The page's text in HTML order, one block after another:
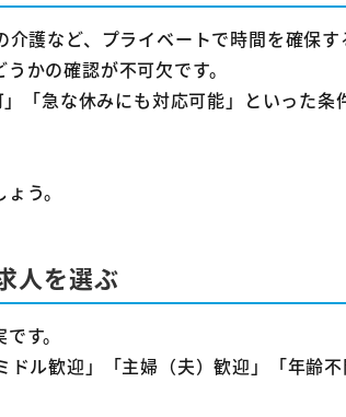
護など、プライベートで時間を確保す
かの確認が不可欠です。
「急な休みにも対応可能」といった条
う。
人を選ぶ
す。
ル歓迎」「主婦（夫）歓迎」「年齢